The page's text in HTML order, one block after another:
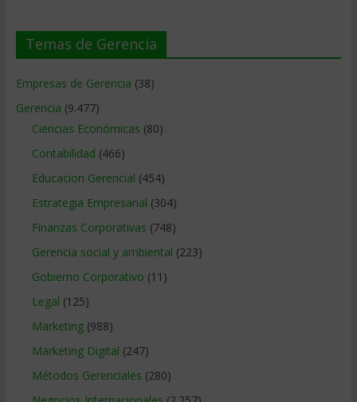
Temas de Gerencia
Empresas de Gerencia (38)
Gerencia (9.477)
Ciencias Económicas (80)
Contabilidad (466)
Educacion Gerencial (454)
Estrategia Empresarial (304)
Finanzas Corporativas (748)
Gerencia social y ambiental (223)
Gobierno Corporativo (11)
Legal (125)
Marketing(988)
Marketing Digital (247)
Métodos Gerenciales (280)